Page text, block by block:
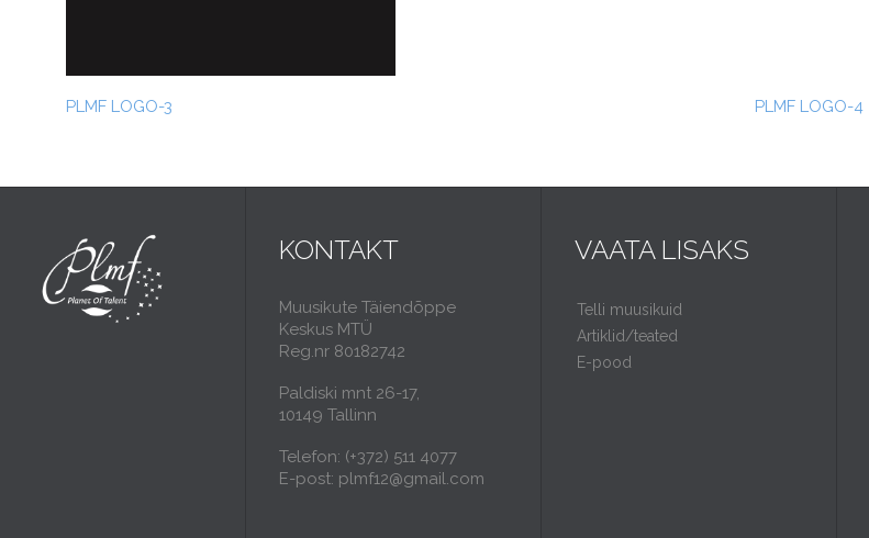
PLMF LOGO-3 PLMF LOGO-4
KONTAKT
Muusikute Täiendõppe
Keskus MTÜ
Reg.nr 80182742
Paldiski mnt 26-17,
10149 Tallinn
Telefon: (+372) 511 4077
E-post: plmf12@gmail.com
VAATA LISAKS
Telli muusikuid
Artiklid/teated
E-pood